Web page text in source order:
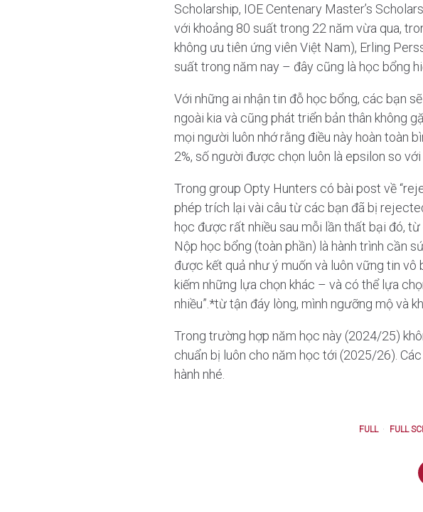
Scholarship, IOE Centenary Master’s
với khoảng 80 suất trong 22 năm vừa qua,
không ưu tiên ứng viên Việt Nam), Erling
suất trong năm nay – đây cũng là học bổng
Với những ai nhận tin đỗ học bổng, các bạn
ngoài kia và cũng phát triển bản thân không
mọi người luôn nhớ rằng điều này hoàn toàn
2%, số người được chọn luôn là epsilon so
Trong group Opty Hunters có bài post về
phép trích lại vài câu từ các bạn đã bị
học được rất nhiều sau mỗi lần thất bại đó,
Nộp học bổng (toàn phần) là hành trình cần
được kết quả như ý muốn và luôn vững tin vô
kiếm những lựa chọn khác – và có thể lựa
nhiều”.*từ tận đáy lòng, mình ngưỡng mộ và
Trong trường hợp năm học này (2024/25)
chuẩn bị luôn cho năm học tới (2025/26).
hành nhé.
FULL FULL